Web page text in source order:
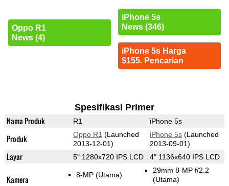
Oppo R1
News (4)
iPhone 5s
News (346)
iPhone 5s Harga
$155. Pencarian
Spesifikasi Primer
Nama Produk R1 iPhone 5s
Produk Oppo R1 (Launched
2013-12-01)
iPhone 5s(Launched
2013-09-01)
Layar 5" 1280x720 IPS LCD 4" 1136x640 IPS LCD
Kamera 8-MP (Utama)
29mm 8-MP f/2.2
(Utama)